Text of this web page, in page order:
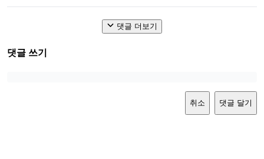
댓글 더보기
댓글 쓰기
취소 댓글 달기